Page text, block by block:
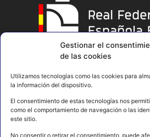
Gestionar el
de las cookies
Utilizamos tecnologías como las cookies para
la información del dispositivo.
El consentimiento de estas tecnologías nos
como el comportamiento de navegación o las
este sitio.
No consentir o retirar el consentimiento, puede